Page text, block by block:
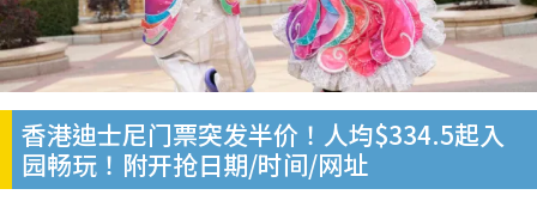
香港迪士尼门票突发半价！人均$334.5起入
园畅玩！附开抢日期/时间/网址